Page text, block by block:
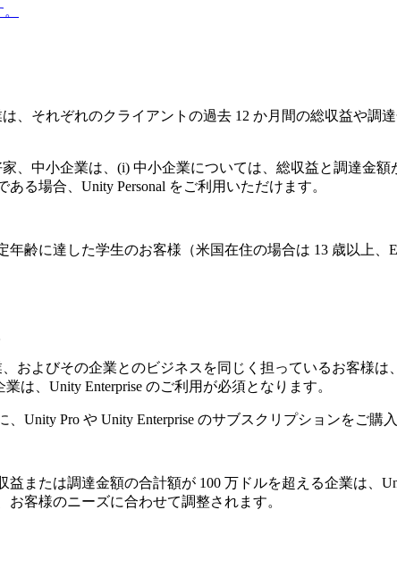
、それぞれのクライアントの過去 12 か月間の総収益や調
、中小企業は、(i) 中小企業については、総収益と調達金
る場合、Unity Personal をご利用いただけます。
齢に達した学生のお客様（米国在住の場合は 13 歳以上、
およびその企業とのビジネスを同じく担っているお客様は
は、Unity Enterprise のご利用が必須となります。
Unity Pro や Unity Enterprise のサブスクリプションをご購
または調達金額の合計額が 100 万ドルを超える企業は、
客様のニーズに合わせて調整されます。